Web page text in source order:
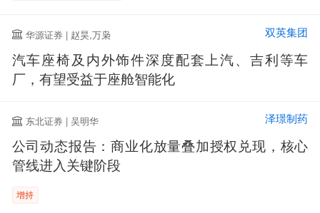
华源证券 | 赵昊,万枭 双英集团
汽车座椅及内外饰件深度配套上汽、吉利等车
厂，有望受益于座舱智能化
东北证券 | 吴明华 泽璟制药
公司动态报告：商业化放量叠加授权兑现，核心
管线进入关键阶段
增持